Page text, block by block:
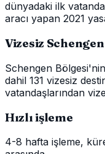
dünyadaki ilk
aracı yapan 2021
Vizesiz
Schengen
dahil 131 vizesiz
vatandaşlarından
Hızlı işleme
4-8 hafta işleme,